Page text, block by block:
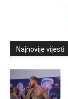
Najnovije vijesti